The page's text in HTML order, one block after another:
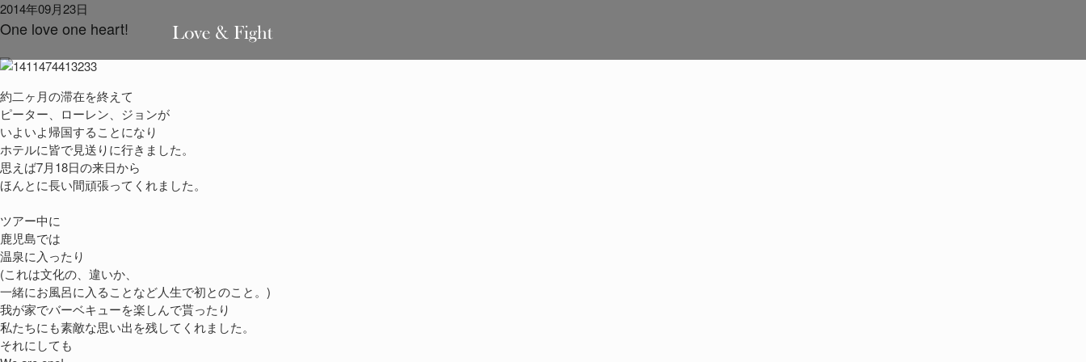
2014年09月23日
One love one heart!
約二ヶ月の滞在を終えて
ピーター、ローレン、ジョンが
いよいよ帰国することになり
ホテルに皆で見送りに行きました。
思えば7月18日の来日から
ほんとに長い間頑張ってくれました。
ツアー中に
鹿児島では
温泉に入ったり
(これは文化の、違いか、
一緒にお風呂に入ることなど人生で初とのこと。)
我が家でバーベキューを楽しんで貰ったり
私たちにも素敵な思い出を残してくれました。
それにしても